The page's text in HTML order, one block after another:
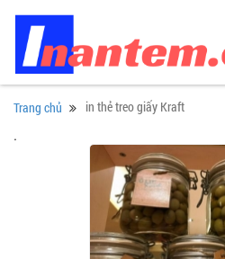
Trang chủ in thẻ treo giấy Kraft
.